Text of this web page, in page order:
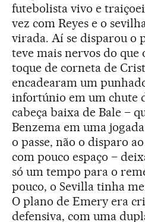
futebolista vivo e
vez com Reyes e o
virada. Aí se disparou o
teve mais nervos do que
toque de corneta de
encadearam um
infortúnio em um chute
cabeça baixa de Bale –
Benzema em uma
o passe, não o disparo
com pouco espaço –
só um tempo para o
pouco, o Sevilla tinha
O plano de Emery era
defensiva, com uma